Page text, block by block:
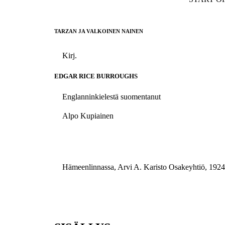
TARZAN JA VALKOINEN NAINEN
Kirj.
EDGAR RICE BURROUGHS
Englanninkielestä suomentanut
Alpo Kupiainen
Hämeenlinnassa, Arvi A. Karisto Osakeyhtiö,